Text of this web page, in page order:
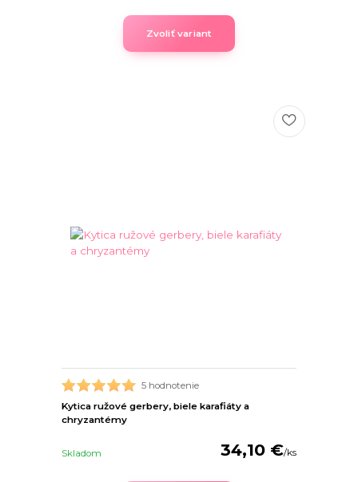
Zvoliť variant
5 hodnotenie
Kytica ružové gerbery, biele karafiáty a
chryzantémy
34,10 €/ks
Skladom